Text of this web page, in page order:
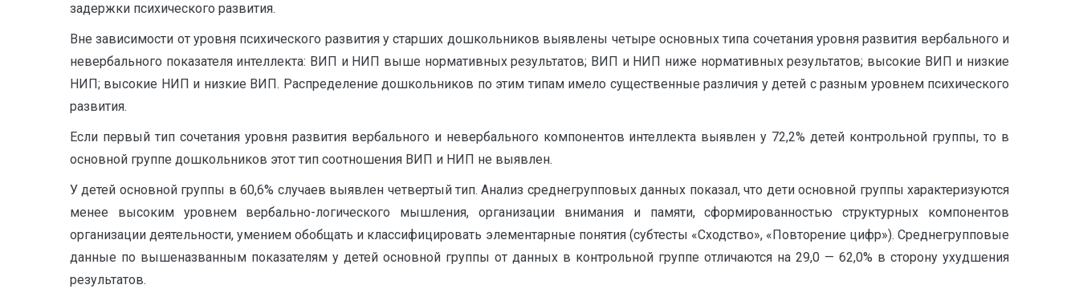
задержки психического развития.
Вне зависимости от уровня психического развития у старших дошкольников выявлены четыре основных типа сочетания уровня развития вербального и
невербального показателя интеллекта: ВИП и НИП выше нормативных результатов; ВИП и НИП ниже нормативных результатов; высокие ВИП и низкие
НИП; высокие НИП и низкие ВИП. Распределение дошкольников по этим типам имело существенные различия у детей с разным уровнем психического
развития.
Если первый тип сочетания уровня развития вербального и невербального компонентов интеллекта выявлен у 72,2% детей контрольной группы, то в
основной группе дошкольников этот тип соотношения ВИП и НИП не выявлен.
У детей основной группы в 60,6% случаев выявлен четвертый тип. Анализ среднегрупповых данных показал, что дети основной группы характеризуются
менее высоким уровнем вербально-логического мышления, организации внимания и памяти, сформированностью структурных компонентов
организации деятельности, умением обобщать и классифицировать элементарные понятия (субтесты «Сходство», «Повторение цифр»). Среднегрупповые
данные по вышеназванным показателям у детей основной группы от данных в контрольной группе отличаются на 29,0 — 62,0% в сторону ухудшения
результатов.